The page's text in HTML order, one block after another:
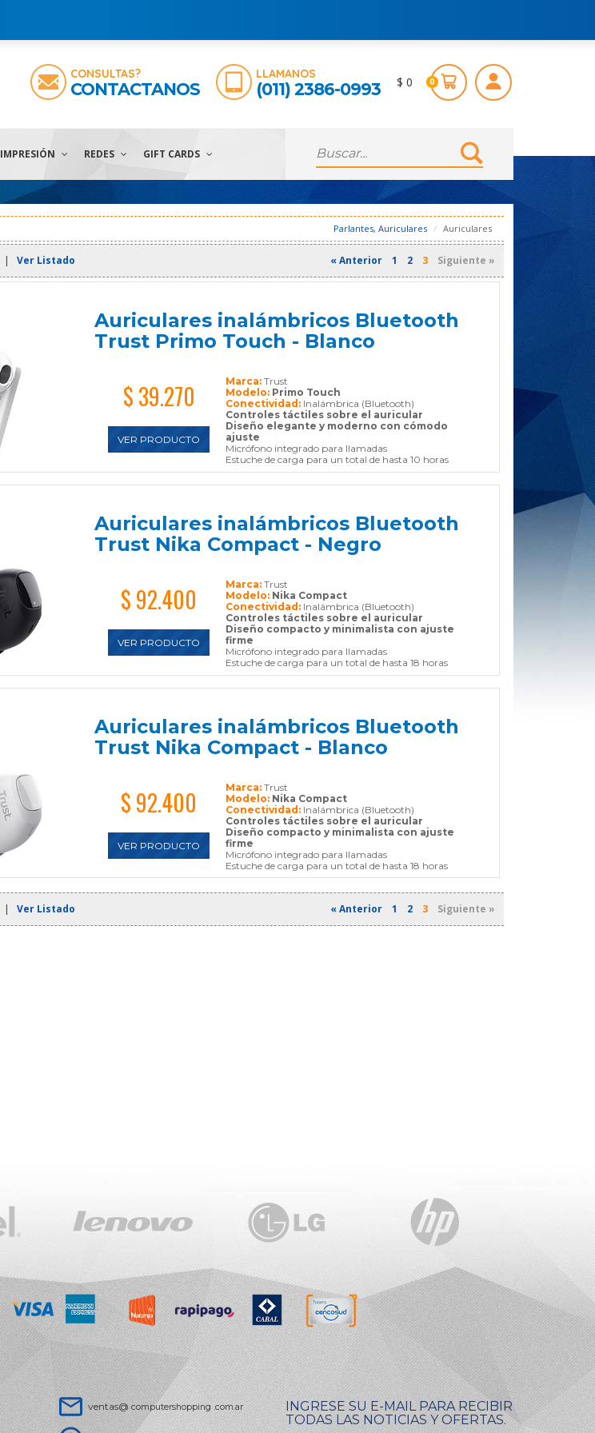
$ 0 0
CONSULTAS?
CONTACTANOS
LLAMANOS
(011) 2386-0993
IMPRESIÓN REDES GIFT CARDS
Parlantes, Auriculares Auriculares
| Ver Listado « Anterior 1 2 3 Siguiente »
Auriculares inalámbricos Bluetooth
Trust Primo Touch - Blanco
$ 39.270
VER PRODUCTO
Marca: Trust
Modelo: Primo Touch
Conectividad: Inalámbrica (Bluetooth)
Controles táctiles sobre el auricular
Diseño elegante y moderno con cómodo
ajuste
Micrófono integrado para llamadas
Estuche de carga para un total de hasta 10 horas
Auriculares inalámbricos Bluetooth
Trust Nika Compact - Negro
$ 92.400
VER PRODUCTO
Marca: Trust
Modelo: Nika Compact
Conectividad: Inalámbrica (Bluetooth)
Controles táctiles sobre el auricular
Diseño compacto y minimalista con ajuste
firme
Micrófono integrado para llamadas
Estuche de carga para un total de hasta 18 horas
Auriculares inalámbricos Bluetooth
Trust Nika Compact - Blanco
$ 92.400
VER PRODUCTO
Marca: Trust
Modelo: Nika Compact
Conectividad: Inalámbrica (Bluetooth)
Controles táctiles sobre el auricular
Diseño compacto y minimalista con ajuste
firme
Micrófono integrado para llamadas
Estuche de carga para un total de hasta 18 horas
| Ver Listado « Anterior 1 2 3 Siguiente »
ventas@ computershopping .com.ar
INGRESE SU E-MAIL PARA RECIBIR
TODAS LAS NOTICIAS Y OFERTAS.